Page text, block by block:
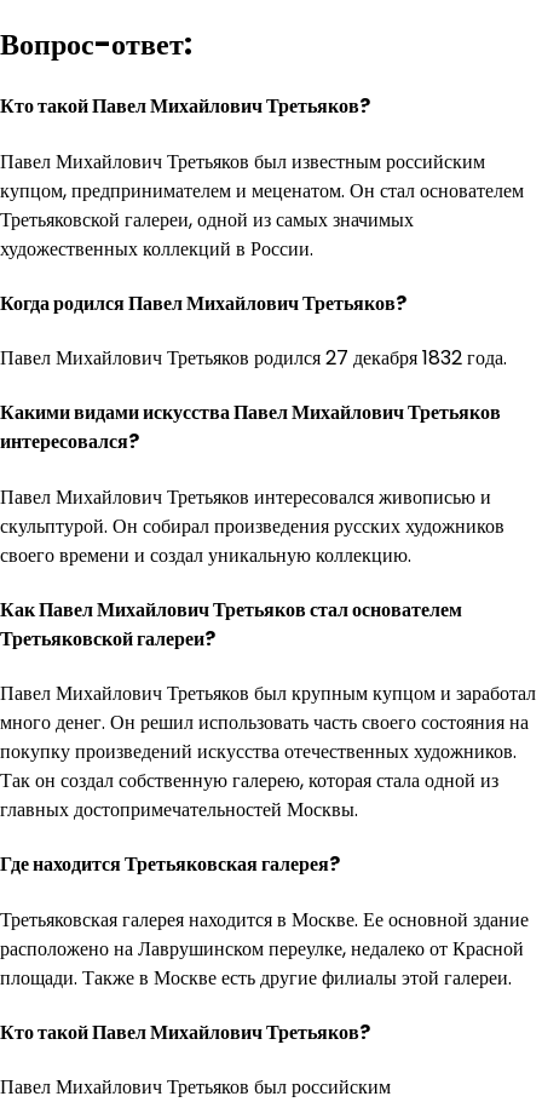
Вопрос-ответ:
Кто такой Павел Михайлович Третьяков?
Павел Михайлович Третьяков был известным российским
купцом, предпринимателем и меценатом. Он стал основателем
Третьяковской галереи, одной из самых значимых
художественных коллекций в России.
Когда родился Павел Михайлович Третьяков?
Павел Михайлович Третьяков родился 27 декабря 1832 года.
Какими видами искусства Павел Михайлович Третьяков
интересовался?
Павел Михайлович Третьяков интересовался живописью и
скульптурой. Он собирал произведения русских художников
своего времени и создал уникальную коллекцию.
Как Павел Михайлович Третьяков стал основателем
Третьяковской галереи?
Павел Михайлович Третьяков был крупным купцом и заработал
много денег. Он решил использовать часть своего состояния на
покупку произведений искусства отечественных художников.
Так он создал собственную галерею, которая стала одной из
главных достопримечательностей Москвы.
Где находится Третьяковская галерея?
Третьяковская галерея находится в Москве. Ее основной здание
расположено на Лаврушинском переулке, недалеко от Красной
площади. Также в Москве есть другие филиалы этой галереи.
Кто такой Павел Михайлович Третьяков?
Павел Михайлович Третьяков был российским